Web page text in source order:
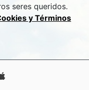
seres queridos.
y Términos